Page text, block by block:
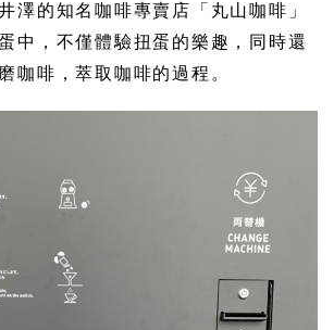
澤的知名咖啡專賣店「丸山咖啡」
中，不僅體驗扭蛋的樂趣，同時還
咖啡，萃取咖啡的過程。